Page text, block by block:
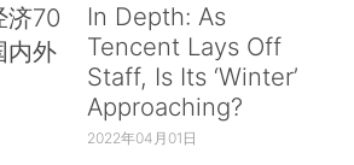
济70
内外
In Depth: As
Tencent Lays Off
Staff, Is Its ‘Winter’
Approaching?
2022年04月01日